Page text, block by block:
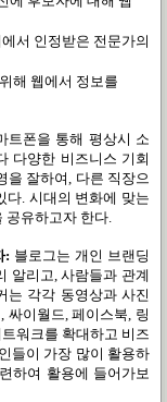
서 인정받은 전문가의
해 웹에서 정보를
트폰을 통해 평상시 소
다양한 비즈니스 기회
을 잘하여, 다른 직장으
다. 시대의 변화에 맞는
공유하고자 한다.
: 블로그는 개인 브랜딩
알리고,사람들과 관계
는 각각 동영상과 사진
, 싸이월드,페이스북, 링
워크를 확대하고 비즈
들이 가장 많이 활용하
하여 활용에 들어가보